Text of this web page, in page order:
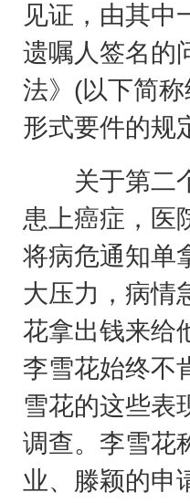
见证，由其中
遗嘱人签名的
法》 (以下简
形式要件的规
关于第二个
患上癌症，医
将病危通知单
大压力，病情
花拿出钱来给
李雪花始终不
雪花的这些表
调查。李雪花
业、滕颖的申